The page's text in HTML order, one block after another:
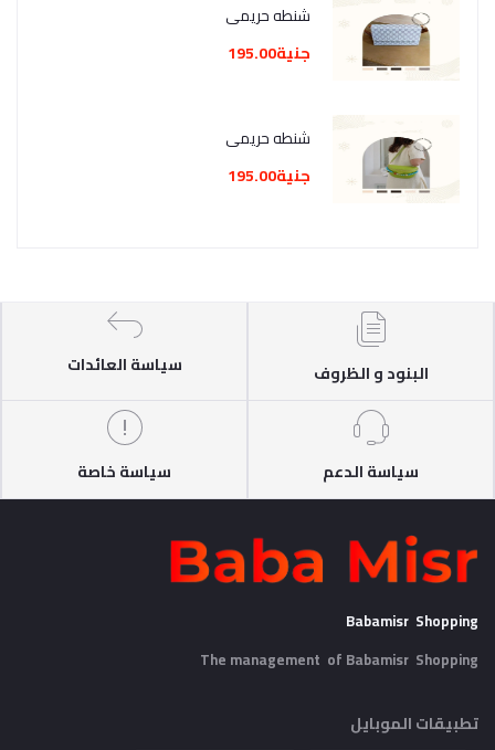
شنطه حريمي
جنية195.00
شنطه حريمي
جنية195.00
البنود و الظروف سياسة العائدات
سياسة الدعم سياسة خاصة
Babamisr Shopping
The management of Babamisr Shopping
تطبيقات الموبايل